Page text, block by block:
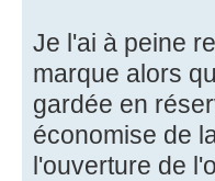
Je l'ai à peine
marque alors
gardée en
économise de
l'ouverture de